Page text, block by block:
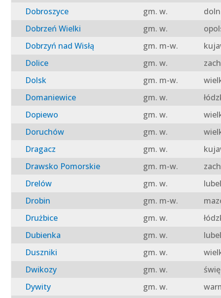
Dobroszyce
gm. w.
Dobrzeń Wielki
gm. w.
Dobrzyń nad Wisłą
gm. m-w.
Dolice
gm. w.
Dolsk
gm. m-w.
Domaniewice
gm. w.
Dopiewo
gm. w.
Doruchów
gm. w.
Dragacz
gm. w.
Drawsko Pomorskie
gm. m-w.
Drelów
gm. w.
Drobin
gm. m-w.
Drużbice
gm. w.
Dubienka
gm. w.
Duszniki
gm. w.
Dwikozy
gm. w.
Dywity
gm. w.